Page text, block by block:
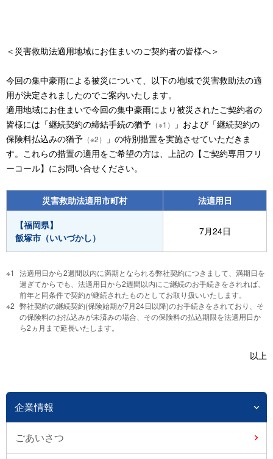
＜災害救助法適用地域にお住まいのご契約者の皆様へ＞
今回の集中豪雨による被災について、以下の地域で災害救助法の適
用が決定されましたのでご案内いたします。
適用地域にお住まいで今回の集中豪雨により被災されたご契約者の
皆様には「継続契約の締結手続の猶予 （※1）
」および「継続契約の
保険料払込みの猶予 （※2）
」の特別措置を実施させていただきま
す。これらの措置の適用をご希望の方は、上記の【ご契約専用フリ
ーコール】にお問い合せください。
災害救助法適用市町村
法適用日
【福岡県】
飯塚市（いいづかし）
7月24日
法適用日から2週間以内に満期となられる弊社契約につきまして、満期日を
過ぎてからでも、法適用日から2週間以内にご継続のお手続きをされれば、
前年と同条件で契約が継続されたものとしてお取り扱いいたします。
弊社契約の継続契約(保険始期が7月24日以降)のお手続きをされており、そ
の保険料のお払込みが未済みの場合、その保険料の払込期限を法適用日か
ら2ヵ月まで延長いたします。
以上
企業情報
ごあいさつ